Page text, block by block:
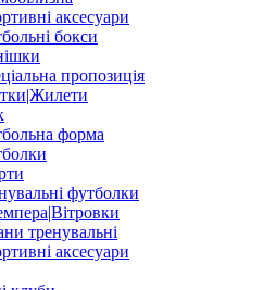
аксесуари
бокси
пропозиція
форма
футболки
тренувальні
аксесуари